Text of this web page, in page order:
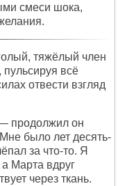
смеси шока,
тяжёлый член
всё
отвести взгляд
продолжил он
было лет десять-
за что-то. Я
а Марта вдруг
через ткань.